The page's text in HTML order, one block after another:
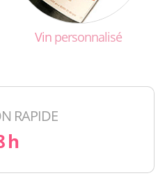
Vin personnalisé
RAPIDE
h